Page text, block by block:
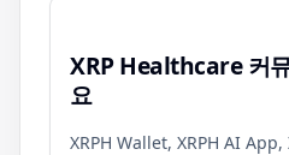
XRP Healthcare 커
요
XRPH Wallet, XRPH AI